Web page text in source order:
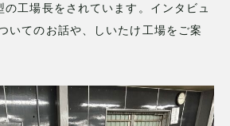
工場長をされています。インタビュ
いてのお話や、しいたけ工場をご案